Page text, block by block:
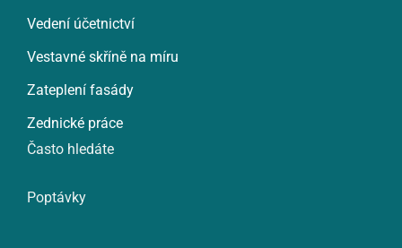
Vedení účetnictví
Vestavné skříně na míru
Zateplení fasády
Zednické práce
Často hledáte
Poptávky